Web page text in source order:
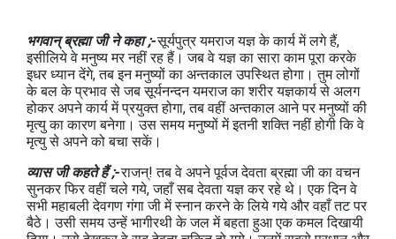
भगवान् ब्रह्मा जी ने कहा ;-सूर्यपुत्र यमराज यज्ञ के कार्य में लगे हैं,
इसीलिये वे मनुष्‍य मर नहीं रह हैं। जब वे यज्ञ का सारा काम पूरा करके
इधर ध्‍यान देंगे, तब इन मनुष्‍यों का अन्‍तकाल उपस्थित होगा। तुम लोगों
के बल के प्रभाव से जब सूर्यनन्‍दन यमराज का शरीर यज्ञकार्य से अलग
होकर अपने कार्य में प्रयुक्‍त होगा, तब वहीं अन्‍तकाल आने पर मनुष्‍यों की
मृत्‍यु का कारण बनेगा। उस समय मनुष्‍यों में इतनी शक्ति नहीं होगी कि वे
मृत्‍यु से अपने को बचा सकें।
व्‍यास जी कहते हैं ;-राजन्! तब वे अपने पूर्वज देवता ब्रह्मा जी का वचन
सुनकर फिर वहीं चले गये, जहाँ सब देवता यज्ञ कर रहे थे। एक दिन वे
सभी महाबली देवगण गंगा जी में स्‍नान करने के लिये गये और वहाँ तट पर
बैठे। उसी समय उन्‍हें भागीरथी के जल में बहता हुआ एक कमल दिखायी